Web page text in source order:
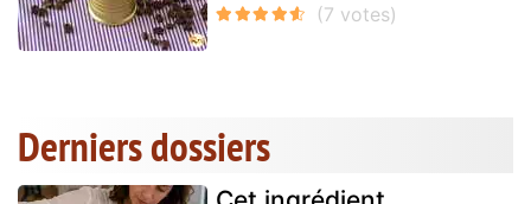
Derniers dossiers